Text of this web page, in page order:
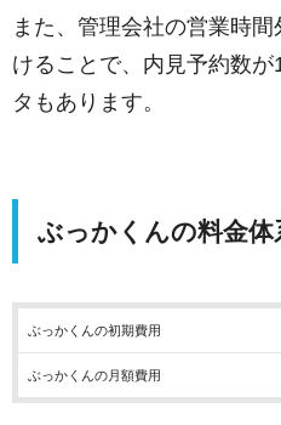
また、管理会社の営業時
けることで、内見予約数
タもあります。
ぶっかくんの料金体
ぶっかくんの初期費用
ぶっかくんの月額費用